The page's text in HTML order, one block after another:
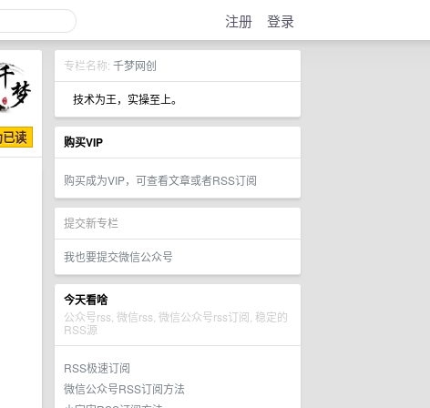
注册 登录
专栏名称: 千梦网创
技术为王，实操至上。
购买VIP
购买成为VIP，可查看文章或者RSS订阅
提交新专栏
我也要提交微信公众号
今天看啥
公众号rss, 微信rss, 微信公众号rss订阅, 稳定的
RSS源
RSS极速订阅
微信公众号RSS订阅方法